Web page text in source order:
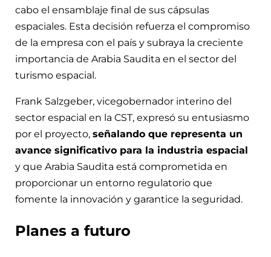
cabo el ensamblaje final de sus cápsulas
espaciales. Esta decisión refuerza el compromiso
de la empresa con el país y subraya la creciente
importancia de Arabia Saudita en el sector del
turismo espacial.
Frank Salzgeber, vicegobernador interino del
sector espacial en la CST, expresó su entusiasmo
por el proyecto, señalando que representa un
avance significativo para la industria espacial
y que Arabia Saudita está comprometida en
proporcionar un entorno regulatorio que
fomente la innovación y garantice la seguridad.
Planes a futuro